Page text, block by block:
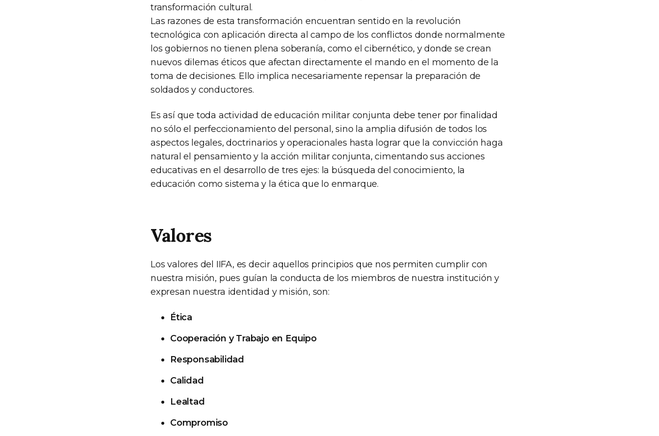
transformación cultural.
Las razones de esta transformación encuentran sentido en la revolución
tecnológica con aplicación directa al campo de los conflictos donde normalmente
los gobiernos no tienen plena soberanía, como el cibernético, y donde se crean
nuevos dilemas éticos que afectan directamente el mando en el momento de la
toma de decisiones. Ello implica necesariamente repensar la preparación de
soldados y conductores.
Es así que toda actividad de educación militar conjunta debe tener por finalidad
no sólo el perfeccionamiento del personal, sino la amplia difusión de todos los
aspectos legales, doctrinarios y operacionales hasta lograr que la convicción haga
natural el pensamiento y la acción militar conjunta, cimentando sus acciones
educativas en el desarrollo de tres ejes: la búsqueda del conocimiento, la
educación como sistema y la ética que lo enmarque.
Valores
Los valores del IIFA, es decir aquellos principios que nos permiten cumplir con
nuestra misión, pues guían la conducta de los miembros de nuestra institución y
expresan nuestra identidad y misión, son:
Ética
Cooperación y Trabajo en Equipo
Responsabilidad
Calidad
Lealtad
Compromiso